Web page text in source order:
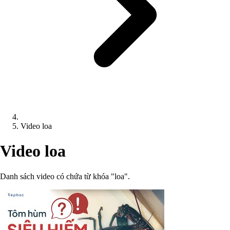
Video loa
Video loa
Danh sách video có chứa từ khóa "loa".